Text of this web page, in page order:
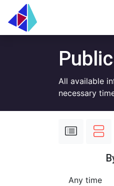
All available
necessary
Any time